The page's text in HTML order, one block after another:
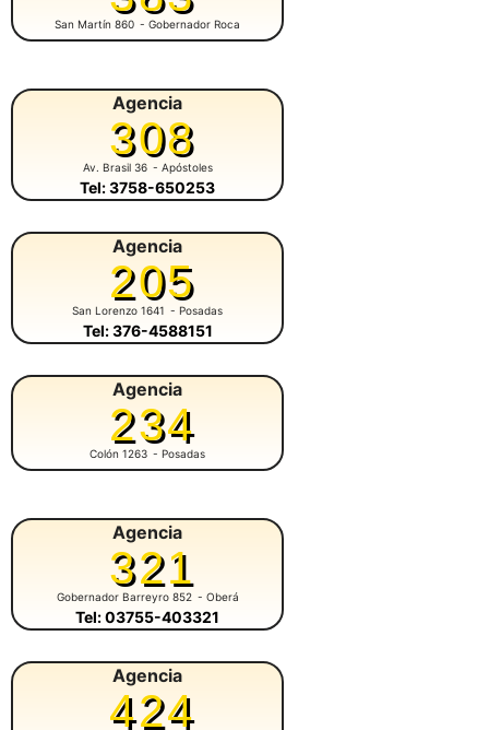
San Martín 860 - Gobernador Roca
Agencia
308
Av. Brasil 36 - Apóstoles
Tel: 3758-650253
Agencia
205
San Lorenzo 1641 - Posadas
Tel: 376-4588151
Agencia
234
Colón 1263 - Posadas
Agencia
321
Gobernador Barreyro 852 - Oberá
Tel: 03755-403321
Agencia
424